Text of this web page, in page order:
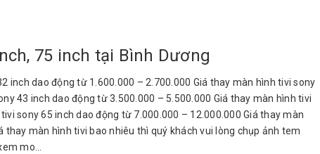
75 inch tại Bình Dương
inch dao động từ 1.600.000 – 2.700.000 Giá thay màn hình tivi sony
43 inch dao động từ 3.500.000 – 5.500.000 Giá thay màn hình tivi
sony 65 inch dao động từ 7.000.000 – 12.000.000 Giá thay màn
màn hình tivi bao nhiêu thì quý khách vui lòng chụp ảnh tem
mo...